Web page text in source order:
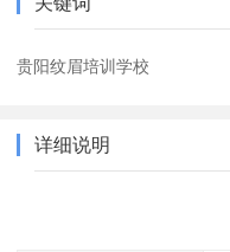
贵阳纹眉培训学校
详细说明